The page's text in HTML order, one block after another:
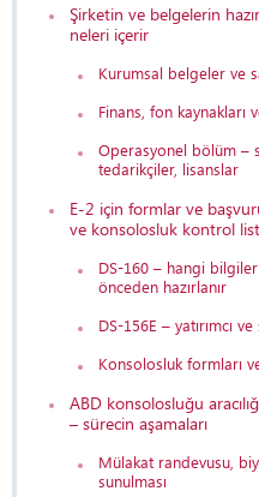
Şirketin ve belgelerin
neleri içerir
Kurumsal belgeler ve
Finans, fon kaynakları
Operasyonel bölüm –
tedarikçiler, lisanslar
E-2 için formlar ve
ve konsolosluk kontrol
DS-160 – hangi
önceden hazırlanır
DS-156E – yatırımcı
Konsolosluk formları
ABD konsolosluğu
– sürecin aşamaları
Mülakat randevusu,
sunulması